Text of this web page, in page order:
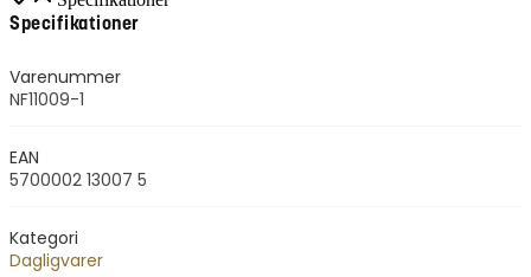
Specifikationer
Varenummer
NF11009-1
EAN
5700002 13007 5
Kategori
Dagligvarer